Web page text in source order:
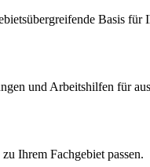
Basis für
und Arbeitshilfen für
Ihrem Fachgebiet passen.